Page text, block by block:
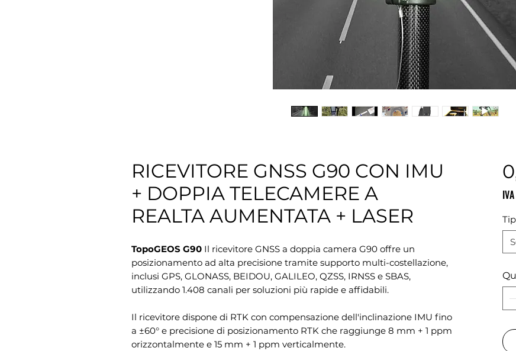
RICEVITORE GNSS G90 CON IMU
+ DOPPIA TELECAMERE A
REALTA AUMENTATA + LASER
TopoGEOS G90 Il ricevitore GNSS a doppia camera G90 offre un
posizionamento ad alta precisione tramite supporto multi-costellazione,
inclusi GPS, GLONASS, BEIDOU, GALILEO, QZSS, IRNSS e SBAS,
utilizzando 1.408 canali per soluzioni più rapide e affidabili.
Il ricevitore dispone di RTK con compensazione dell'inclinazione IMU fino
a ±60° e precisione di posizionamento RTK che raggiunge 8 mm + 1 ppm
orizzontalmente e 15 mm + 1 ppm verticalmente.